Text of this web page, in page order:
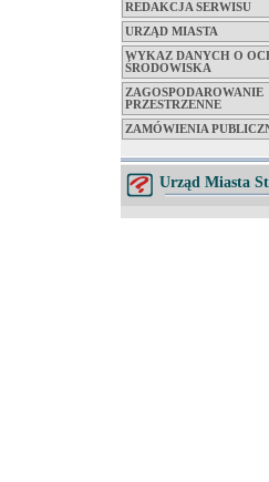
REDAKCJA SERWISU
URZĄD MIASTA
WYKAZ DANYCH O
ŚRODOWISKA
ZAGOSPODAROWANIE
PRZESTRZENNE
ZAMÓWIENIA
Urząd Miasta